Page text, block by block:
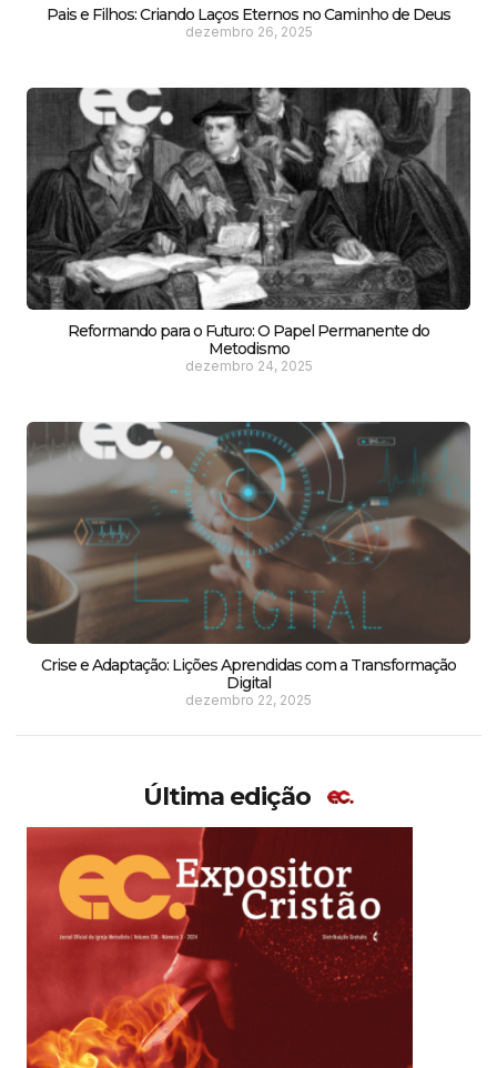
Pais e Filhos: Criando Laços Eternos no Caminho de Deus
dezembro 26, 2025
Reformando para o Futuro: O Papel Permanente do
Metodismo
dezembro 24, 2025
Crise e Adaptação: Lições Aprendidas com a Transformação
Digital
dezembro 22, 2025
Última edição